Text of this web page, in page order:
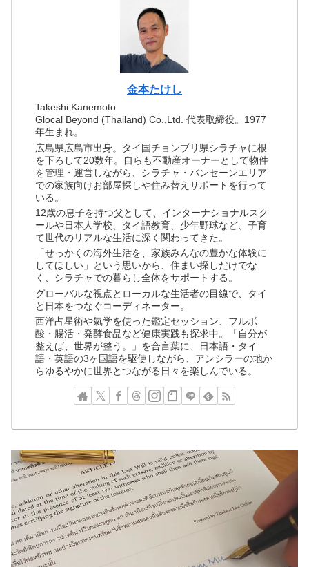
金本たけし
Takeshi Kanemoto
Glocal Beyond (Thailand) Co.,Ltd. 代表取締役。1977
年生まれ。
広島県広島市出身。タイ国チョンブリ県シラチャに根
を下ろして20数年。自らも不動産オーナーとして物件
を管理・運営しながら、シラチャ・バンセーンエリア
での家族向けお部屋探しや住み替えサポートを行って
いる。
12歳の息子を持つ父として、インターナショナルスク
ールや日本人学校、タイ語教育、少年野球など、子育
て世代のリアルな生活に深く関わってきた。
「せっかくの海外生活を、家族みんなの豊かな体験に
してほしい」という思いから、住まい探しだけでな
く、シラチャでの暮らし全体をサポートする。
グローバルな視点とローカルな生活者の目線で、タイ
と日本をつなぐコーディネーター。
西洋占星術や氣学を使った鑑定セッション、フルボ
酸・腸活・発酵食品など健康実践も探求中。「自分が
整えば、世界が整う。」を合言葉に、日本語・タイ
語・英語の3ヶ国語を駆使しながら、アンシラーの地か
らゆるやかに世界とつながる日々を楽しんでいる。